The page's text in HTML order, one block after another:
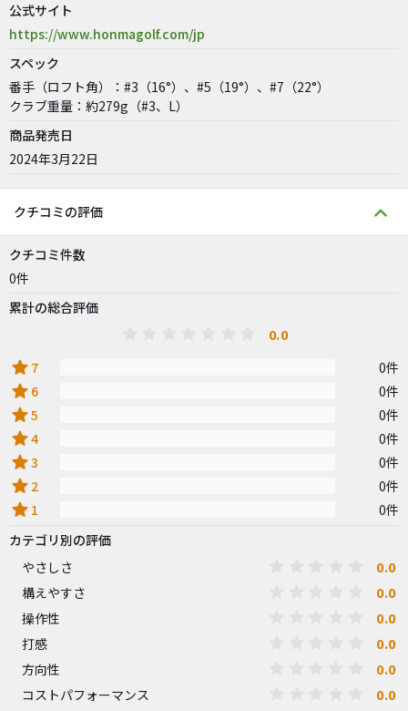
公式サイト
https://www.honmagolf.com/jp
スペック
番手（ロフト角）：#3（16°）、#5（19°）、#7（22°）
クラブ重量：約279g（#3、L）
商品発売日
2024年3月22日
クチコミの評価
クチコミ件数
0件
累計の総合評価
0.0
star 7 0件
star 6 0件
star5 0件
star4 0件
star3 0件
star 2 0件
star 1
0件
カテゴリ別の評価
やさしさ
0.0
構えやすさ 0.0
操作性 0.0
打感 0.0
方向性 0.0
コストパフォーマンス 0.0